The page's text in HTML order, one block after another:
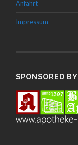
Anfahrt
Impressum
SPONSORED BY